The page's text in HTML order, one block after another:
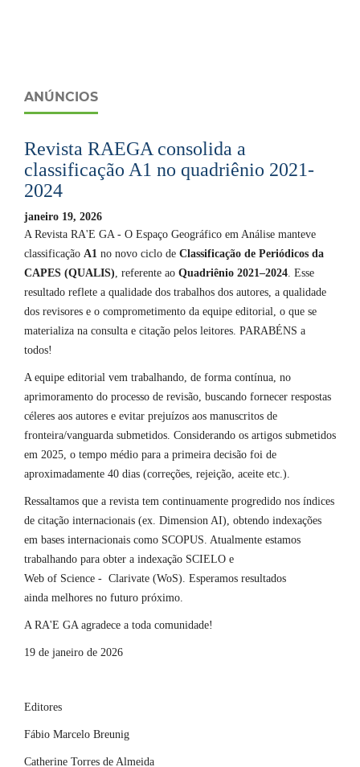
ANÚNCIOS
Revista RAEGA consolida a
classificação A1 no quadriênio 2021-
2024
janeiro 19, 2026
A Revista RA'E GA - O Espaço Geográfico em Análise manteve
classificação A1 no novo ciclo de Classificação de Periódicos da
CAPES (QUALIS), referente ao Quadriênio 2021–2024. Esse
resultado reflete a qualidade dos trabalhos dos autores, a qualidade
dos revisores e o comprometimento da equipe editorial, o que se
materializa na consulta e citação pelos leitores. PARABÉNS a
todos!
A equipe editorial vem trabalhando, de forma contínua, no
aprimoramento do processo de revisão, buscando fornecer respostas
céleres aos autores e evitar prejuízos aos manuscritos de
fronteira/vanguarda submetidos. Considerando os artigos submetidos
em 2025, o tempo médio para a primeira decisão foi de
aproximadamente 40 dias (correções, rejeição, aceite etc.).
Ressaltamos que a revista tem continuamente progredido nos índices
de citação internacionais (ex. Dimension AI), obtendo indexações
em bases internacionais como SCOPUS. Atualmente estamos
trabalhando para obter a indexação SCIELO e
Web of Science - Clarivate (WoS). Esperamos resultados
ainda melhores no futuro próximo.
A RA'E GA agradece a toda comunidade!
19 de janeiro de 2026
Editores
Fábio Marcelo Breunig
Catherine Torres de Almeida